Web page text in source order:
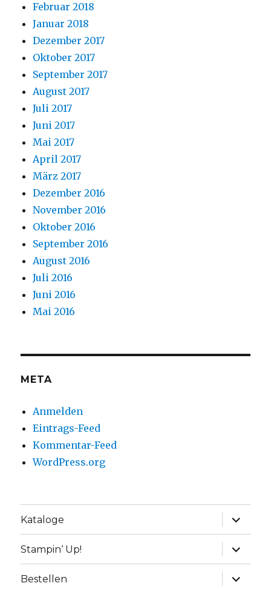
Februar 2018
Januar 2018
Dezember 2017
Oktober 2017
September 2017
August 2017
Juli 2017
Juni 2017
Mai 2017
April 2017
März 2017
Dezember 2016
November 2016
Oktober 2016
September 2016
August 2016
Juli 2016
Juni 2016
Mai 2016
META
Anmelden
Eintrags-Feed
Kommentar-Feed
WordPress.org
Kataloge
Stampin‘ Up!
Bestellen